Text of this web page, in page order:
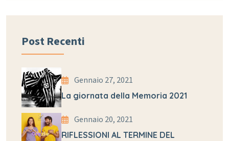
Post Recenti
Gennaio 27, 2021
La giornata della Memoria 2021
Gennaio 20, 2021
RIFLESSIONI AL TERMINE DEL